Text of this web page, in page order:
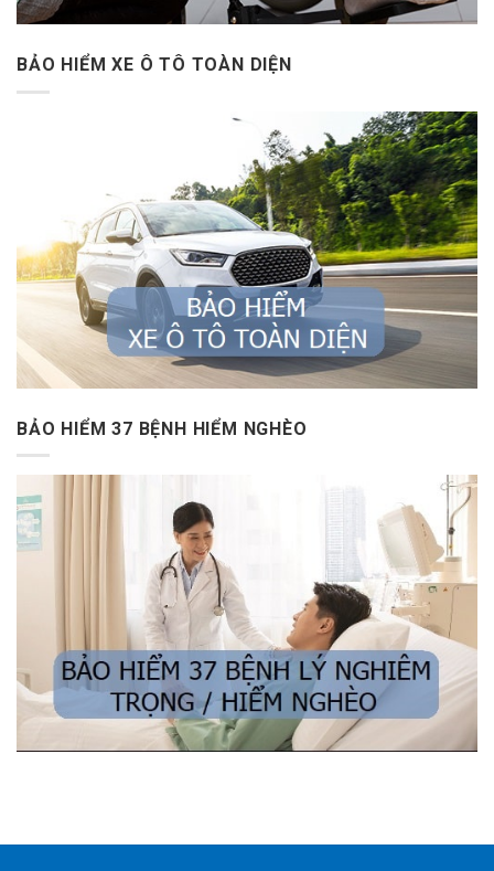
BẢO HIỂM XE Ô TÔ TOÀN DIỆN
BẢO HIỂM 37 BỆNH HIỂM NGHÈO